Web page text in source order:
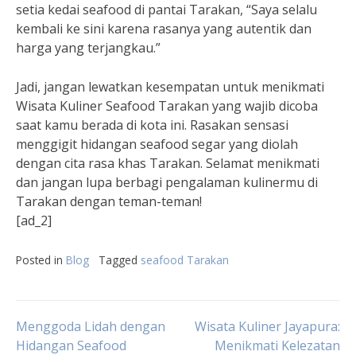
setia kedai seafood di pantai Tarakan, “Saya selalu
kembali ke sini karena rasanya yang autentik dan
harga yang terjangkau.”
Jadi, jangan lewatkan kesempatan untuk menikmati
Wisata Kuliner Seafood Tarakan yang wajib dicoba
saat kamu berada di kota ini. Rasakan sensasi
menggigit hidangan seafood segar yang diolah
dengan cita rasa khas Tarakan. Selamat menikmati
dan jangan lupa berbagi pengalaman kulinermu di
Tarakan dengan teman-teman!
[ad_2]
Posted in Blog Tagged seafood Tarakan
Post
Menggoda Lidah dengan
Hidangan Seafood
Wisata Kuliner Jayapura:
Menikmati Kelezatan